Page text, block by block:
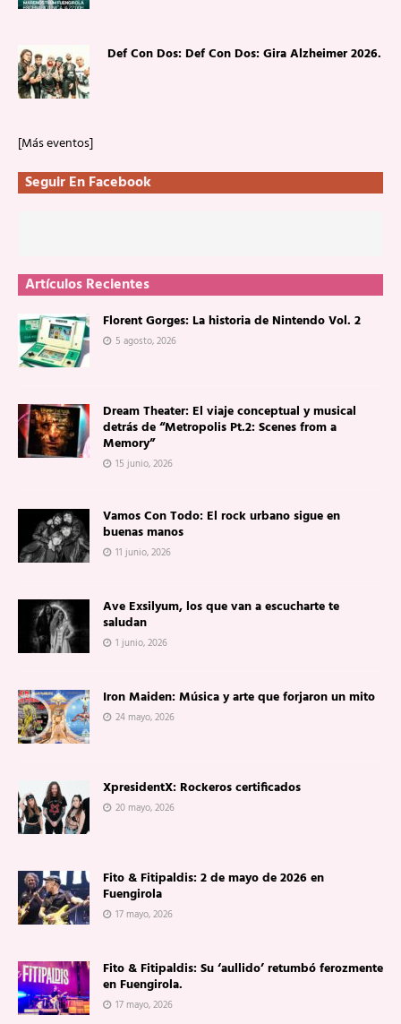
Def Con Dos: Def Con Dos: Gira Alzheimer 2026.
[Más eventos]
Seguir En Facebook
Artículos Recientes
Florent Gorges: La historia de Nintendo Vol. 2
5 agosto, 2026
Dream Theater: El viaje conceptual y musical
detrás de “Metropolis Pt.2: Scenes from a
Memory”
15 junio, 2026
Vamos Con Todo: El rock urbano sigue en
buenas manos
11 junio, 2026
Ave Exsilyum, los que van a escucharte te
saludan
1 junio, 2026
Iron Maiden: Música y arte que forjaron un mito
24 mayo, 2026
XpresidentX: Rockeros certificados
20 mayo, 2026
Fito & Fitipaldis: 2 de mayo de 2026 en
Fuengirola
17 mayo, 2026
Fito & Fitipaldis: Su ‘aullido’ retumbó ferozmente
en Fuengirola.
17 mayo, 2026